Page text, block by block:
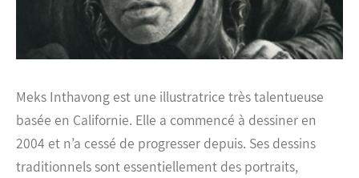
Meks Inthavong est une illustratrice très talentueuse
basée en Californie. Elle a commencé à dessiner en
2004 et n’a cessé de progresser depuis. Ses dessins
traditionnels sont essentiellement des portraits,